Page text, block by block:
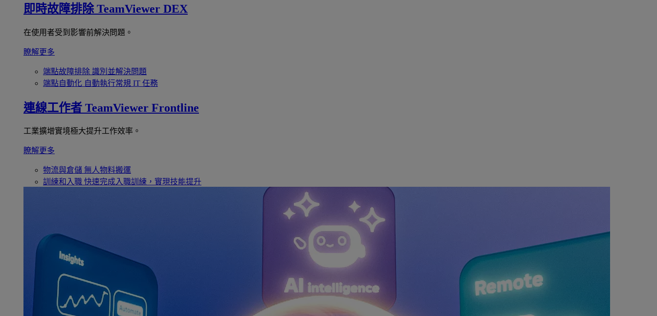
即時故障排除 TeamViewer DEX
在使用者受到影響前解決問題。
瞭解更多
端點故障排除 識別並解決問題
端點自動化 自動執行常規 IT 任務
連線工作者 TeamViewer Frontline
工業擴增實境極大提升工作效率。
瞭解更多
物流與倉儲 無人物料搬運
訓練和入職 快速完成入職訓練，實現技能提升